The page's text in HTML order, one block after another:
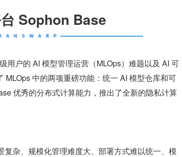
Sophon Base
用户的 AI 模型管理运营（MLOps）难题以及 AI 可
MLOps 中的两项重磅功能：统一 AI 模型仓库和可
优秀的分布式计算能力，推出了全新的隐私计算
杂、规模化管理难度大、部署方式难以统一、模